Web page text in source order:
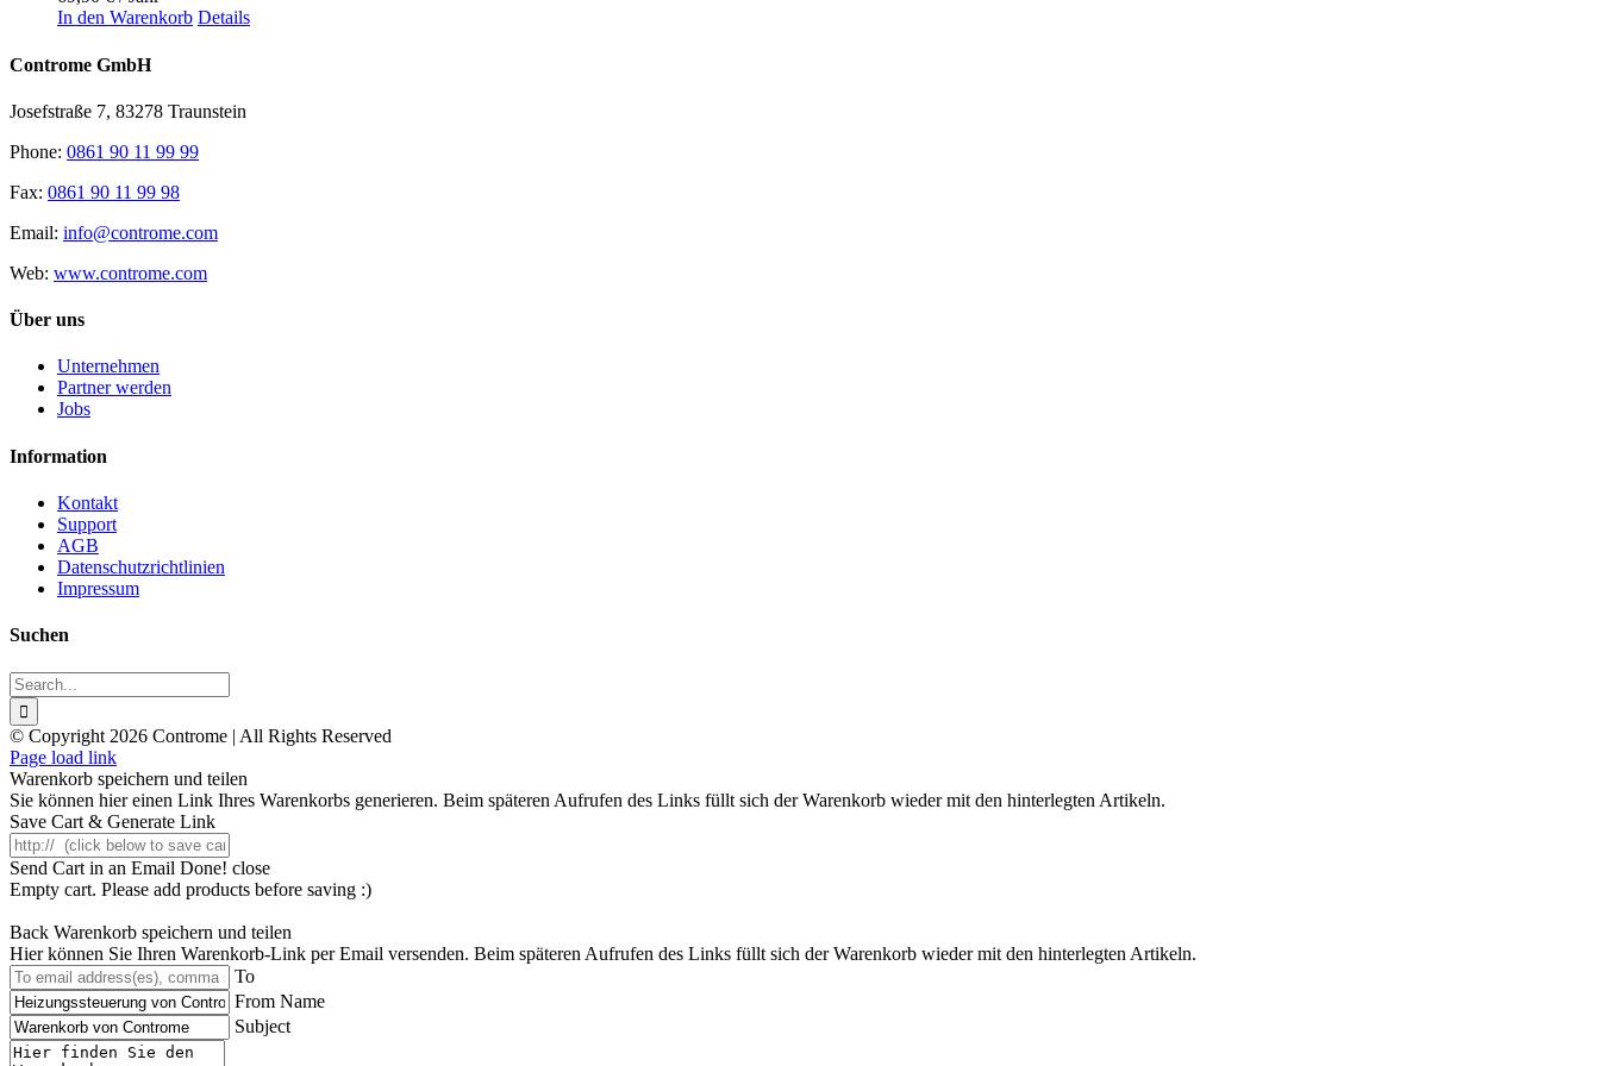
In den Warenkorb Details
Controme GmbH
Josefstraße 7, 83278 Traunstein
Phone: 0861 90 11 99 99
Fax: 0861 90 11 99 98
Email: info@controme.com
Web: www.controme.com
Über uns
Unternehmen
Partner werden
Jobs
Information
Kontakt
Support
AGB
Datenschutzrichtlinien
Impressum
Suchen
Search
for:
© Copyright 2026 Controme | All Rights Reserved
Facebook
Instagram
YouTube
Xing
Page load link
Warenkorb speichern und teilen
Sie können hier einen Link Ihres Warenkorbs generieren. Beim späteren Aufrufen des Links füllt sich der Warenkorb wieder mit den hinterlegten Artikeln.
Save Cart & Generate Link
Send Cart in an Email Done! close
Empty cart. Please add products before saving :)
Back Warenkorb speichern und teilen
Hier können Sie Ihren Warenkorb-Link per Email versenden. Beim späteren Aufrufen des Links füllt sich der Warenkorb wieder mit den hinterlegten Artikeln.
To
From Name
Subject